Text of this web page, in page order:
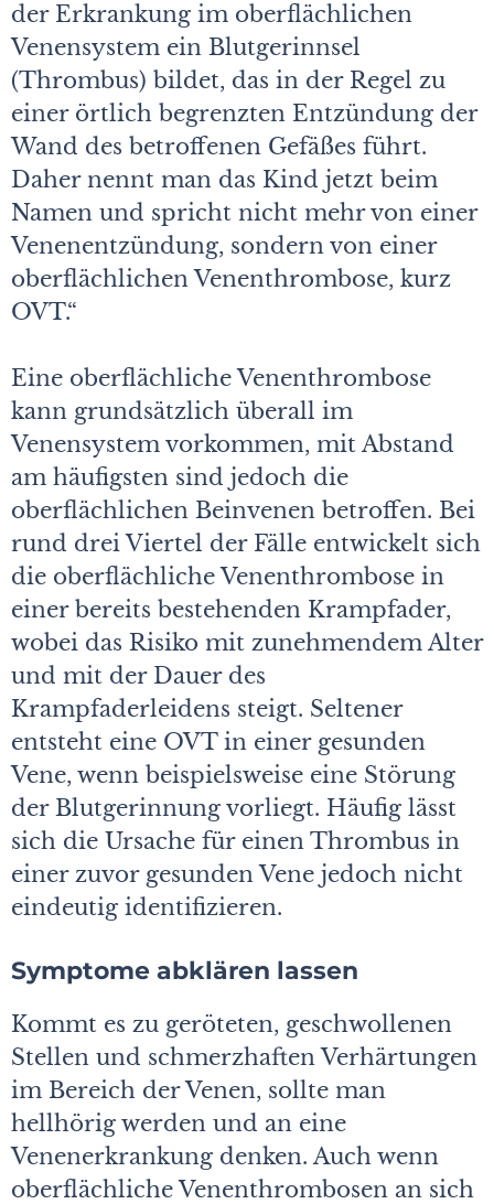
der Erkrankung im oberflächlichen
Venensystem ein Blutgerinnsel
(Thrombus) bildet, das in der Regel zu
einer örtlich begrenzten Entzündung der
Wand des betroffenen Gefäßes führt.
Daher nennt man das Kind jetzt beim
Namen und spricht nicht mehr von einer
Venenentzündung, sondern von einer
oberflächlichen Venenthrombose, kurz
OVT.“
Eine oberflächliche Venenthrombose
kann grundsätzlich überall im
Venensystem vorkommen, mit Abstand
am häufigsten sind jedoch die
oberflächlichen Beinvenen betroffen. Bei
rund drei Viertel der Fälle entwickelt sich
die oberflächliche Venenthrombose in
einer bereits bestehenden Krampfader,
wobei das Risiko mit zunehmendem Alter
und mit der Dauer des
Krampfaderleidens steigt. Seltener
entsteht eine OVT in einer gesunden
Vene, wenn beispielsweise eine Störung
der Blutgerinnung vorliegt. Häufig lässt
sich die Ursache für einen Thrombus in
einer zuvor gesunden Vene jedoch nicht
eindeutig identifizieren.
Symptome abklären lassen
Kommt es zu geröteten, geschwollenen
Stellen und schmerzhaften Verhärtungen
im Bereich der Venen, sollte man
hellhörig werden und an eine
Venenerkrankung denken. Auch wenn
oberflächliche Venenthrombosen an sich